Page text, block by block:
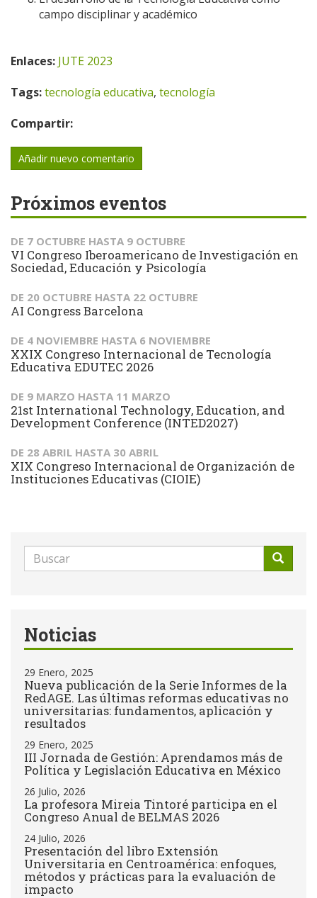
campo disciplinar y académico
Enlaces: JUTE 2023
Tags:tecnología educativa, tecnología
Compartir:
Añadir nuevo comentario
Próximos eventos
DE 7 OCTUBRE HASTA 9 OCTUBRE
VI Congreso Iberoamericano de Investigación en
Sociedad, Educación y Psicología
DE 20 OCTUBRE HASTA 22 OCTUBRE
AI Congress Barcelona
DE 4 NOVIEMBRE HASTA 6 NOVIEMBRE
XXIX Congreso Internacional de Tecnología
Educativa EDUTEC 2026
DE 9 MARZO HASTA 11 MARZO
21st International Technology, Education, and
Development Conference (INTED2027)
DE 28 ABRIL HASTA 30 ABRIL
XIX Congreso Internacional de Organización de
Instituciones Educativas (CIOIE)
Formulario
de
Noticias
29 Enero, 2025
Nueva publicación de la Serie Informes de la
RedAGE. Las últimas reformas educativas no
universitarias: fundamentos, aplicación y
resultados
29 Enero, 2025
III Jornada de Gestión: Aprendamos más de
Política y Legislación Educativa en México
26 Julio, 2026
La profesora Mireia Tintoré participa en el
Congreso Anual de BELMAS 2026
24 Julio, 2026
Presentación del libro Extensión
Universitaria en Centroamérica: enfoques,
métodos y prácticas para la evaluación de
impacto